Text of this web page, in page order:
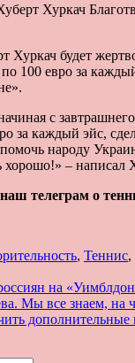
Хуркач
Хуркач будет
по 100 евро за
с
за каждый эйс,
народу
хорошо!» – написал
телеграм о
, Теннис,
на
Мы все знаем, на